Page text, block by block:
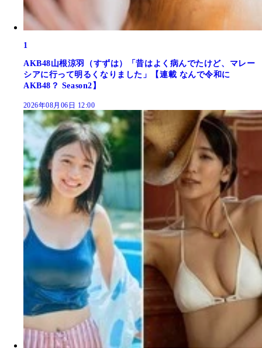
1
AKB48山根涼羽（すずは）「昔はよく病んでたけど、マレー
シアに行って明るくなりました」【連載 なんで令和に
AKB48？ Season2】
2026年08月06日 12:00